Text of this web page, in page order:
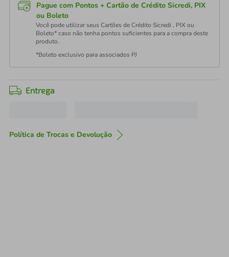
Pague com Pontos + Cartão de Crédito Sicredi, PIX
ou Boleto
Você pode utilizar seus Cartões de Crédito Sicredi , PIX ou
Boleto* caso não tenha pontos suficientes para a compra deste
produto.
*Boleto exclusivo para associados PJ
Entrega
Política de Trocas e Devolução